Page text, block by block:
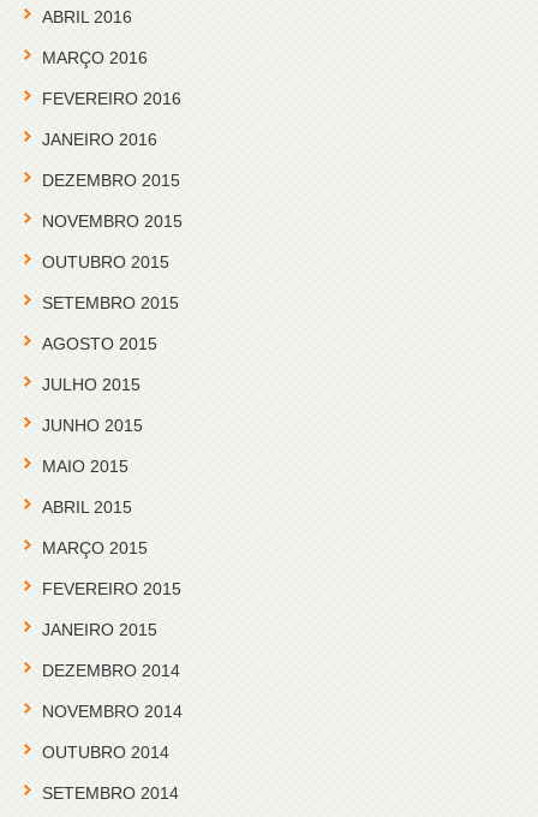
ABRIL 2016
MARÇO 2016
FEVEREIRO 2016
JANEIRO 2016
DEZEMBRO 2015
NOVEMBRO 2015
OUTUBRO 2015
SETEMBRO 2015
AGOSTO 2015
JULHO 2015
JUNHO 2015
MAIO 2015
ABRIL 2015
MARÇO 2015
FEVEREIRO 2015
JANEIRO 2015
DEZEMBRO 2014
NOVEMBRO 2014
OUTUBRO 2014
SETEMBRO 2014